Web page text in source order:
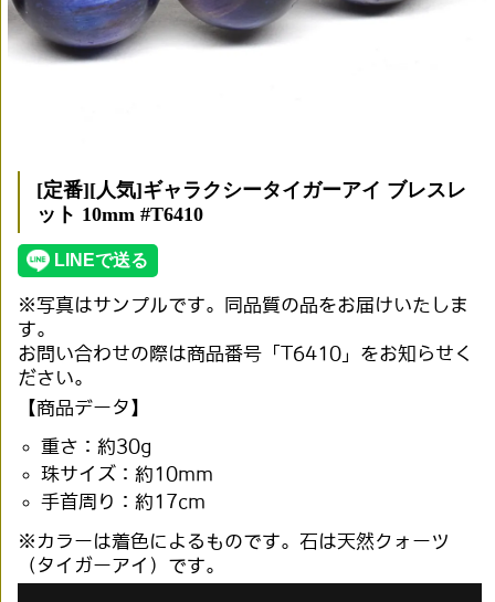
[定番][人気]ギャラクシータイガーアイ ブレスレ
ット 10mm #T6410
※写真はサンプルです。同品質の品をお届けいたしま
す。
お問い合わせの際は商品番号「T6410」をお知らせく
ださい。
【商品データ】
重さ：約30g
珠サイズ：約10mm
手首周り：約17cm
※カラーは着色によるものです。石は天然クォーツ
（タイガーアイ）です。